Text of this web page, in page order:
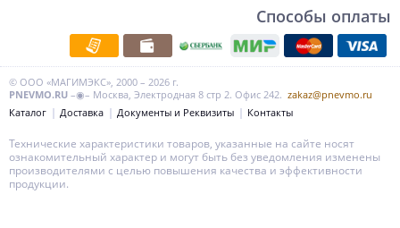
Способы оплаты
© ООО «МАГИМЭКС», 2000 – 2026 г.
PNEVMO.RU –◉– Москва, Электродная 8 стр 2. Офис 242. zakaz@pnevmo.ru
Каталог
Доставка Документы и Реквизиты Контакты
Технические характеристики товаров, указанные на сайте носят
ознакомительный характер и могут быть без уведомления изменены
производителями с целью повышения качества и эффективности
продукции.